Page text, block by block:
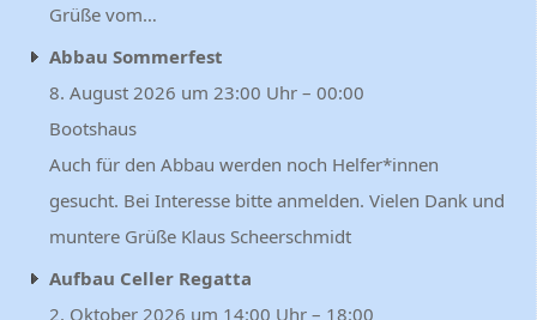
Grüße vom…
Abbau Sommerfest
8. August 2026 um 23:00 Uhr – 00:00
Bootshaus
Auch für den Abbau werden noch Helfer*innen
gesucht. Bei Interesse bitte anmelden. Vielen Dank und
muntere Grüße Klaus Scheerschmidt
Aufbau Celler Regatta
2. Oktober 2026 um 14:00 Uhr – 18:00